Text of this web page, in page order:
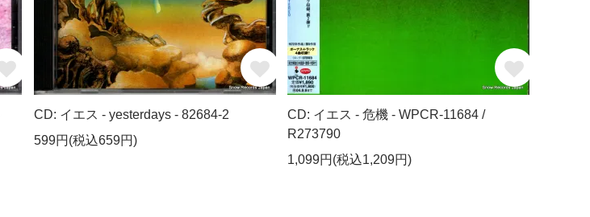
CD: イエス - yesterdays - 82684-2
599円(税込659円)
CD: イエス - 危機 - WPCR-11684 /
R273790
1,099円(税込1,209円)